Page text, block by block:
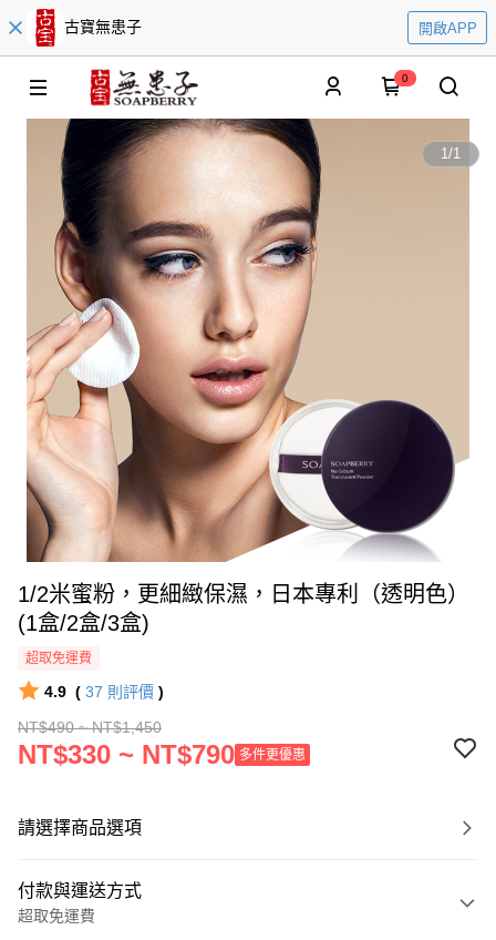
古寶無患子 開啟APP
0
1/1
1/2米蜜粉，更細緻保濕，日本專利（透明色）
(1盒/2盒/3盒)
超取免運費
4.9 ( 37 則評價 )
NT$490 ~ NT$1,450
NT$330 ~ NT$790 多件更優惠
請選擇商品選項
付款與運送方式
超取免運費